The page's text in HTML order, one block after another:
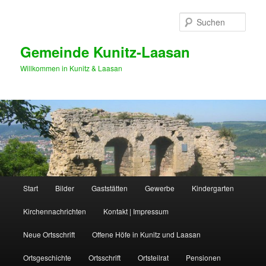
Gemeinde Kunitz-Laasan
Willkommen in Kunitz & Laasan
Start Bilder Gaststätten Gewerbe Kindergarten
Kirchennachrichten Kontakt | Impressum
Neue Ortsschrift Offene Höfe in Kunitz und Laasan
Ortsgeschichte Ortsschrift Ortsteilrat Pensionen